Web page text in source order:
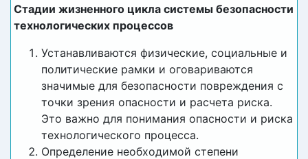
Стадии жизненного цикла системы безопасности
технологических процессов
Устанавливаются физические, социальные и
политические рамки и оговариваются
значимые для безопасности повреждения с
точки зрения опасности и расчета риска.
Это важно для понимания опасности и риска
технологического процесса.
Определение необходимой степени